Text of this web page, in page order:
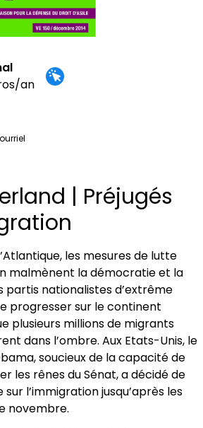
an
| Préjugés
les mesures de lutte
malmènent la démocratie et la
partis nationalistes d’extrême
progresser sur le continent
plusieurs millions de migrants
dans l’ombre. Aux Etats-Unis, le
soucieux de la capacité de
les rênes du Sénat, a décidé de
l’immigration jusqu’après les
novembre.